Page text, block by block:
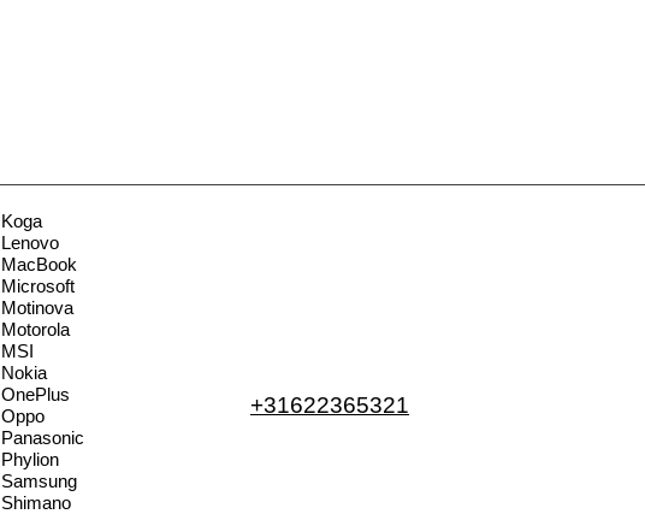
Koga
Lenovo
MacBook
Microsoft
Motinova
Motorola
MSI
Nokia
OnePlus
Oppo
Panasonic
Phylion
Samsung
Shimano
+31622365321